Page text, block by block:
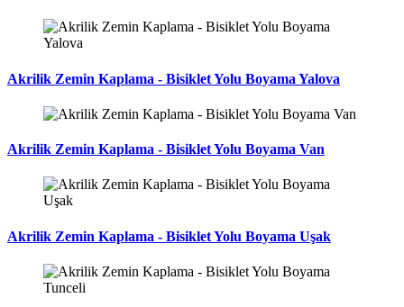
Akrilik Zemin Kaplama - Bisiklet Yolu Boyama Yalova
Akrilik Zemin Kaplama - Bisiklet Yolu Boyama Van
Akrilik Zemin Kaplama - Bisiklet Yolu Boyama Uşak